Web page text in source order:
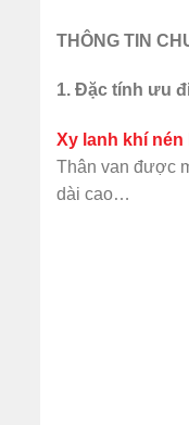
THÔNG TIN
1. Đặc tính ưu
Xy lanh khí nén
Thân van được
dài cao…